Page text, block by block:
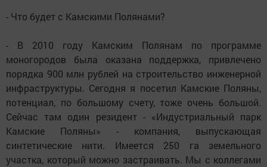
- Что будет с Камскими Полянами?
- В 2010 году Камским Полянам по программе
моногородов была оказана поддержка, привлечено
порядка 900 млн рублей на строительство инженерной
инфраструктуры. Сегодня я посетил Камские Поляны,
потенциал, по большому счету, тоже очень большой.
Сейчас там один резидент - «Индустриальный парк
Камские Поляны» - компания, выпускающая
синтетические нити. Имеется 250 га земельного
участка, который можно застраивать. Мы с коллегами